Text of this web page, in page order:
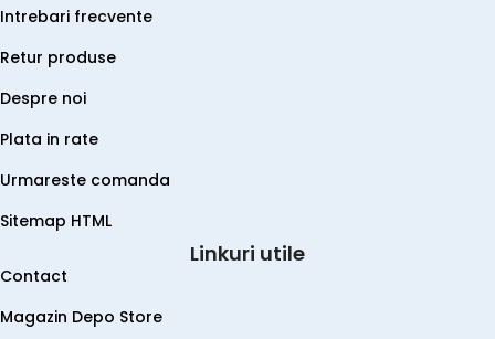
Intrebari frecvente
Retur produse
Despre noi
Plata in rate
Urmareste comanda
Sitemap HTML
Linkuri utile
Contact
Magazin Depo Store